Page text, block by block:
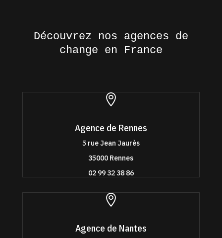
Découvrez nos agences de
change en France

Agence de Rennes
5 rue Jean Jaurès
35000 Rennes
02 99 32 38 86

Agence de Nantes